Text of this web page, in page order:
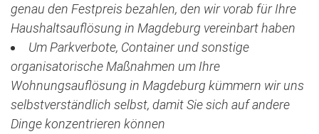
genau den Festpreis bezahlen, den wir vorab für Ihre
Haushaltsauflösung in Magdeburg vereinbart haben
Um Parkverbote, Container und sonstige
organisatorische Maßnahmen um Ihre
Wohnungsauflösung in Magdeburg kümmern wir uns
selbstverständlich selbst, damit Sie sich auf andere
Dinge konzentrieren können